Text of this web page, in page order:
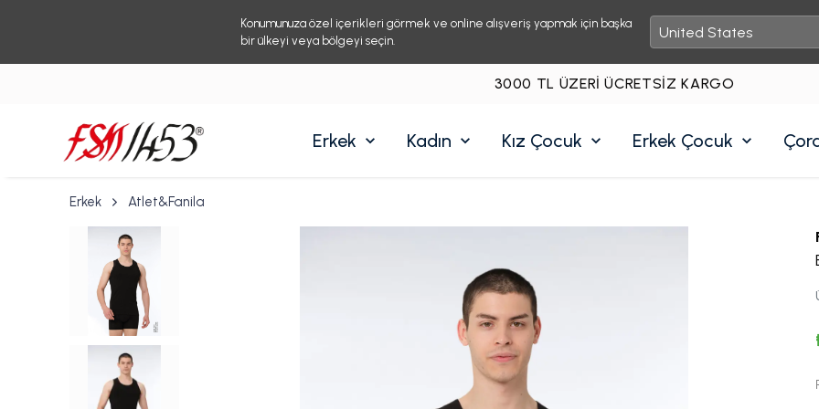
Konumunuza özel içerikleri görmek ve online alışveriş yapmak için başka
bir ülkeyi veya bölgeyi seçin.
3000 TL ÜZERI ÜCRETSIZ KARGO
Erkek Kadın Kız Çocuk Erkek Çocuk
Erkek Atlet&Fanila